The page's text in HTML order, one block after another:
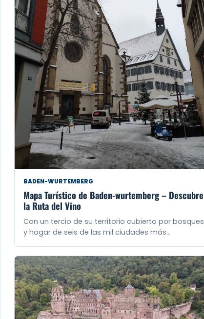
BADEN-WURTEMBERG
Mapa Turístico de Baden-wurtemberg – Descubre
la Ruta del Vino
Con un tercio de su territorio cubierto por bosques
y hogar de seis de las mil ciudades más…